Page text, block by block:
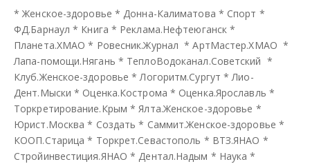
*Женское-здоровье * Донна-Калиматова * Спорт *
ФД.Барнаул * Книга * Реклама.Нефтеюганск *
Планета.ХМАО * Ровесник.Журнал *АртМастер.ХМАО *
Лапа-помощи.Нягань * ТеплоВодоканал.Советский *
Клуб.Женское-здоровье * Логоритм.Сургут * Лио-
Дент.Мыски * Оценка.Кострома * Оценка.Ярославль *
Торкретирование.Крым * Ялта.Женское-здоровье *
Юрист.Москва * Создать * Саммит.Женское-здоровье *
КООП.Старица * Торкрет.Севастополь * ВТЗ.ЯНАО *
Стройинвестиция.ЯНАО * Дентал.Надым * Наука *